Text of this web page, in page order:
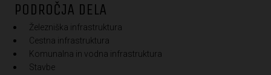
PODROČJA DELA
Železniška infrastruktura
Cestna infrastruktura
Komunalna in vodna infrastruktura
Stavbe